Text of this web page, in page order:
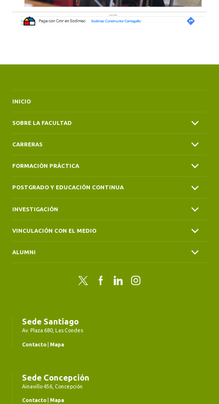
INICIO
SOBRE LA FACULTAD
CARRERAS
FORMACIÓN PRÁCTICA
POSTGRADO Y EDUCACIÓN CONTINUA
INVESTIGACIÓN
VINCULACIÓN CON EL MEDIO
ALUMNI
Twitter FacebookLinkedInInstagram
Sede Santiago
Av. Plaza 680, Las Condes
Contacto Mapa
Sede Concepción
Ainavillo 456, Concepción
Contacto Mapa